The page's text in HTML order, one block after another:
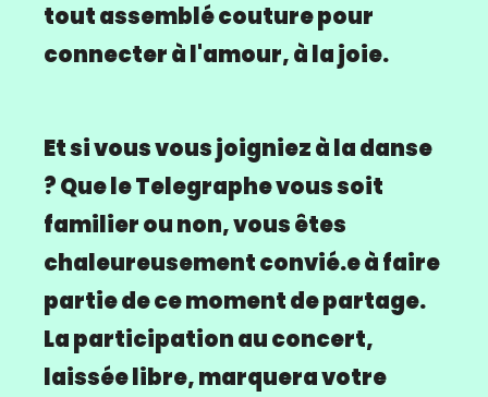
tout assemblé couture pour
connecter à l'amour, à la joie.
Et si vous vous joigniez à la danse
? Que le Telegraphe vous soit
familier ou non, vous êtes
chaleureusement convié.e à faire
partie de ce moment de partage.
La participation au concert,
laissée libre, marquera votre